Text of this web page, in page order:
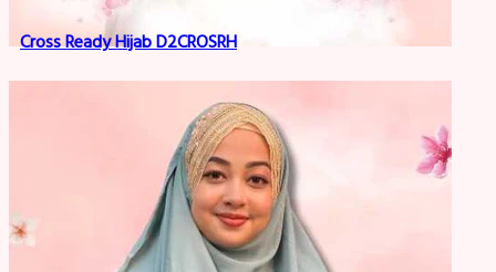
Cross Ready Hijab D2CROSRH